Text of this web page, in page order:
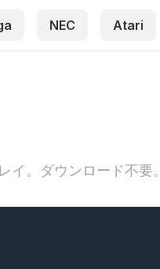
NEC Atari
イ。ダウンロード不要。